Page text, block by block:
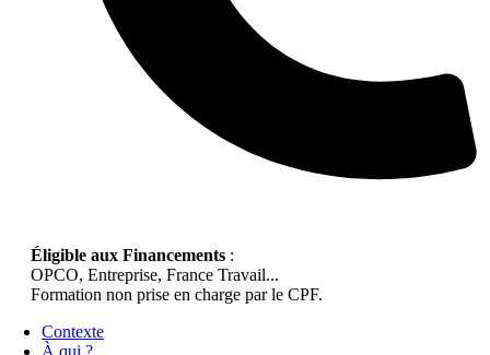
Éligible aux Financements :
OPCO, Entreprise, France Travail...
Formation non prise en charge par le CPF.
Contexte
À qui ?